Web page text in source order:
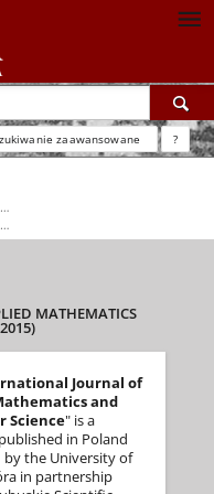
zaawansowane ?
International Journal of Applied Mathematics and Computer Science (AMCS)
International Journal of Applied Mathematics and Computer Science (AMCS) (2015)
MATHEMATICS
Journal of
and
Science" is a
in Poland
by the University of
in partnership